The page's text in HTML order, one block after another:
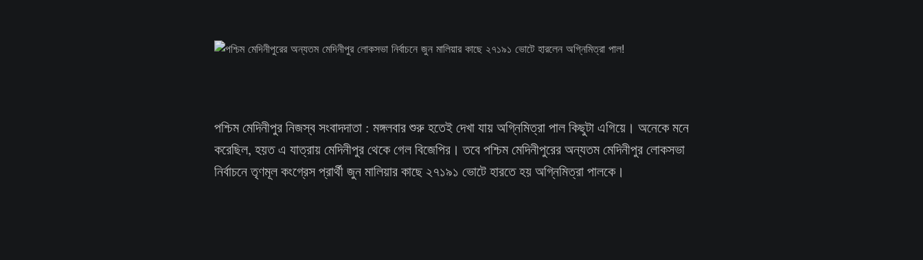
পশ্চিম মেদিনীপুর নিজস্ব সংবাদদাতা : মঙ্গলবার শুরু হতেই দেখা যায় অগ্নিমিত্রা পাল কিছুটা এগিয়ে। অনেকে মনে
করেছিল, হয়ত এ যাত্রায় মেদিনীপুর থেকে গেল বিজেপির। তবে পশ্চিম মেদিনীপুরের অন্যতম মেদিনীপুর লোকসভা
নির্বাচনে তৃণমূল কংগ্রেস প্রার্থী জুন মালিয়ার কাছে ২৭১৯১ ভোটে হারতে হয় অগ্নিমিত্রা পালকে।